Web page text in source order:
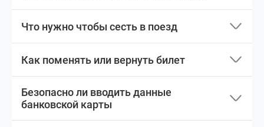
Что нужно чтобы сесть в поезд
Как поменять или вернуть билет
Безопасно ли вводить данные
банковской карты